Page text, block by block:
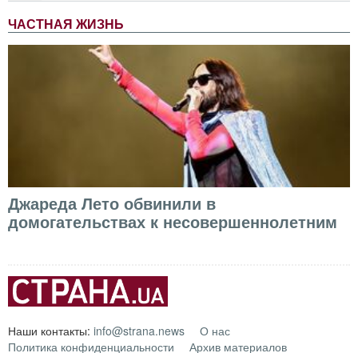
ЧАСТНАЯ ЖИЗНЬ
Джареда Лето обвинили в
домогательствах к несовершеннолетним
Наши контакты: info@strana.news
О нас
Политика конфиденциальности
Архив материалов